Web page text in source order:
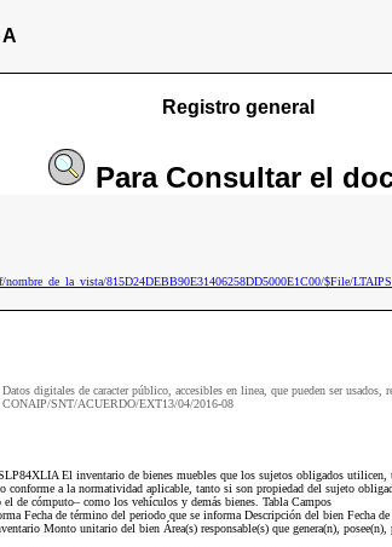
A
Registro general
Para Consultarel
nombre_de_la_vista/815D24DEBB90E31406258DD5000E1C00/$File/
Datos digitales de caracter público, accesibles en linea, que pueden ser
CONAIP/SNT/ACUERDO/EXT13/04/2016-08
El inventario de bienes muebles que los sujetos obligados utilicen,
a la normatividad aplicable, tanto si son propiedad del sujeto
de cómputo– como los vehículos y demás bienes. Tabla Campos
Fecha de término del periodo que se informa Descripción del bien Fecha
Monto unitario del bien Área(s) responsable(s) que genera(n),